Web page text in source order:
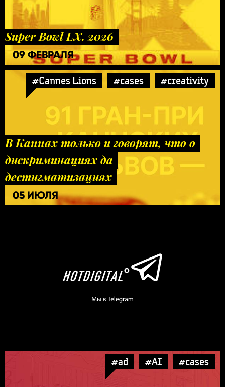
Super Bowl LX. 2026
09 ФЕВРАЛЯ
#Cannes Lions #cases #creativity
В Каннах только и говорят, что о
дискриминациях да
дестигматизациях
05 ИЮЛЯ
#ad #AI #cases